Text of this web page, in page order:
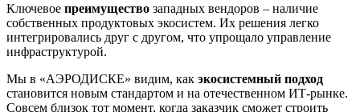
Ключевое преимущество западных вендоров – наличие
собственных продуктовых экосистем. Их решения легко
интегрировались друг с другом, что упрощало управление
инфраструктурой.
Мы в «АЭРОДИСКЕ» видим, как экосистемный подход
становится новым стандартом и на отечественном ИТ-рынке.
Совсем близок тот момент, когда заказчик сможет строить